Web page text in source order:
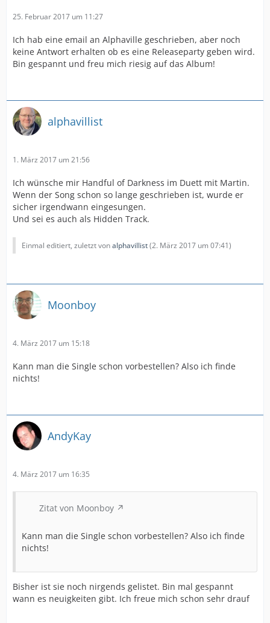
25. Februar 2017 um 11:27
Ich hab eine email an Alphaville geschrieben, aber noch
keine Antwort erhalten ob es eine Releaseparty geben wird.
Bin gespannt und freu mich riesig auf das Album!
alphavillist
1. März 2017 um 21:56
Ich wünsche mir Handful of Darkness im Duett mit Martin.
Wenn der Song schon so lange geschrieben ist, wurde er
sicher irgendwann eingesungen.
Und sei es auch als Hidden Track.
Einmal editiert, zuletzt vonalphavillist(2. März 2017 um 07:41)
Moonboy
4. März 2017 um 15:18
Kann man die Single schon vorbestellen? Also ich finde
nichts!
AndyKay
4. März 2017 um 16:35
Zitat von Moonboy
Kann man die Single schon vorbestellen? Also ich finde
nichts!
Bisher ist sie noch nirgends gelistet. Bin mal gespannt
wann es neuigkeiten gibt. Ich freue mich schon sehr drauf